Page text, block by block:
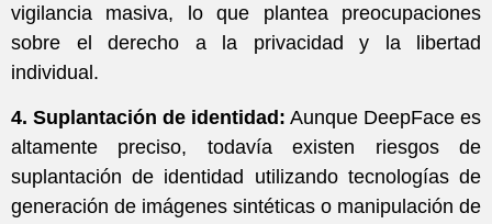
vigilancia masiva, lo que plantea preocupaciones
sobre el derecho a la privacidad y la libertad
individual.
4. Suplantación de identidad: Aunque DeepFace es
altamente preciso, todavía existen riesgos de
suplantación de identidad utilizando tecnologías de
generación de imágenes sintéticas o manipulación de